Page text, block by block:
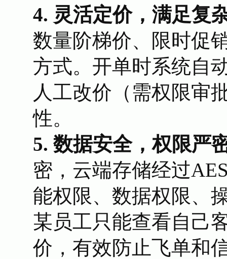
4. 灵活定价，满足复
数量阶梯价、限时促
方式。开单时系统自
人工改价（需权限审
性。
5. 数据安全，权限严
密，云端存储经过
能权限、数据权限、
某员工只能查看自己
价，有效防止飞单和